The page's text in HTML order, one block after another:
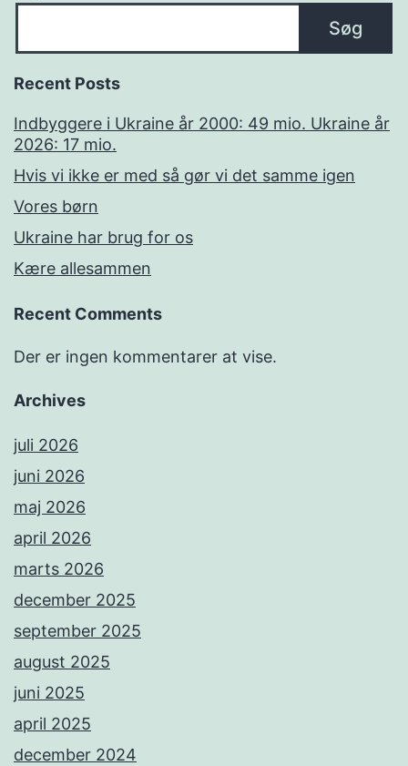
Søg
Recent Posts
Indbyggere i Ukraine år 2000: 49 mio. Ukraine år
2026: 17 mio.
Hvis vi ikke er med så gør vi det samme igen
Vores børn
Ukraine har brug for os
Kære allesammen
Recent Comments
Der er ingen kommentarer at vise.
Archives
juli 2026
juni 2026
maj 2026
april 2026
marts 2026
december 2025
september 2025
august 2025
juni 2025
april 2025
december 2024